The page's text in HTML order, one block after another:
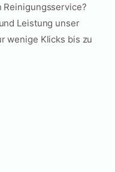
Leistung unser
wenige Klicks bis zu